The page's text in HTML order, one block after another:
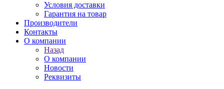
Условия доставки
Гарантия на товар
Производители
Контакты
О компании
Назад
О компании
Новости
Реквизиты